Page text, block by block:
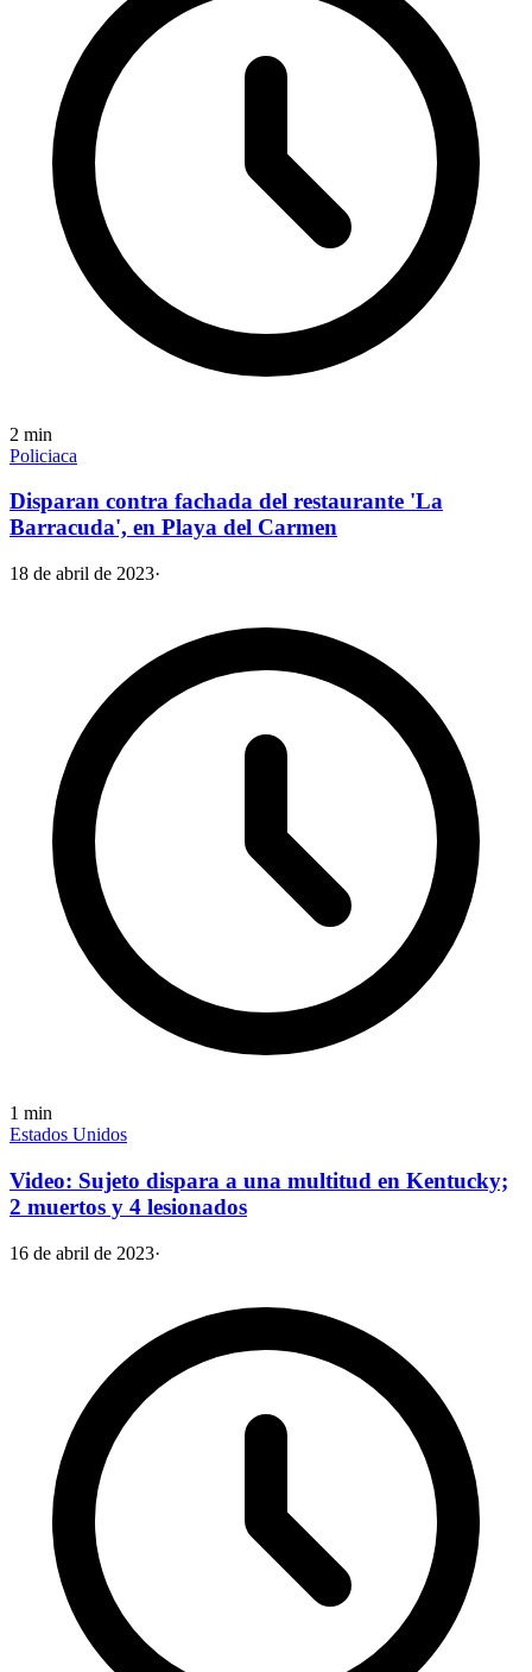
2 min
Policiaca
Disparan contra fachada del restaurante 'La
Barracuda', en Playa del Carmen
18 de abril de 2023·
1 min
Estados Unidos
Video: Sujeto dispara a una multitud en Kentucky;
2 muertos y 4 lesionados
16 de abril de 2023·